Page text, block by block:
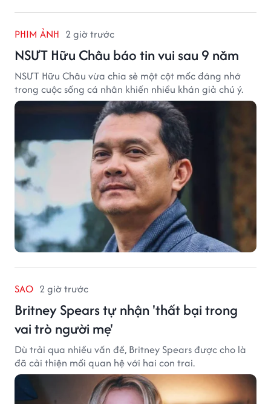
PHIM ẢNH 2 giờ trước
NSƯT Hữu Châu báo tin vui sau 9 năm
NSƯT Hữu Châu vừa chia sẻ một cột mốc đáng nhớ
trong cuộc sống cá nhân khiến nhiều khán giả chú ý.
SAO 2 giờ trước
Britney Spears tự nhận 'thất bại trong
vai trò người mẹ'
Dù trải qua nhiều vấn đề, Britney Spears được cho là
đã cải thiện mối quan hệ với hai con trai.